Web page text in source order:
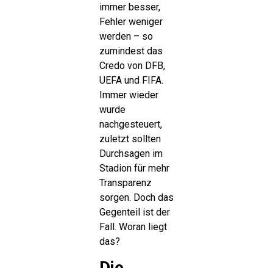
immer besser,
Fehler weniger
werden – so
zumindest das
Credo von DFB,
UEFA und FIFA.
Immer wieder
wurde
nachgesteuert,
zuletzt sollten
Durchsagen im
Stadion für mehr
Transparenz
sorgen. Doch das
Gegenteil ist der
Fall. Woran liegt
das?